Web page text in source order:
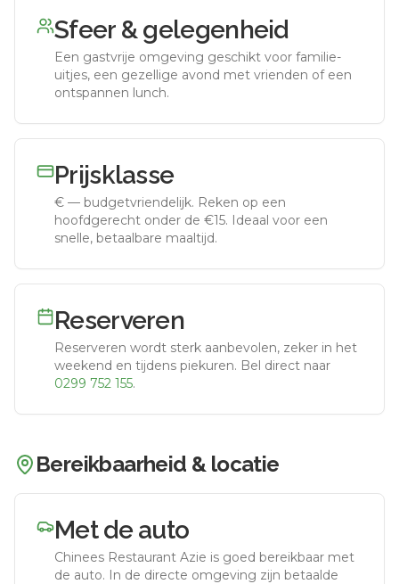
Sfeer & gelegenheid
Een gastvrije omgeving geschikt voor familie-
uitjes, een gezellige avond met vrienden of een
ontspannen lunch.
Prijsklasse
€ — budgetvriendelijk. Reken op een
hoofdgerecht onder de €15. Ideaal voor een
snelle, betaalbare maaltijd.
Reserveren
Reserveren wordt sterk aanbevolen, zeker in het
weekend en tijdens piekuren. Bel direct naar
0299 752 155.
Bereikbaarheid & locatie
Met de auto
Chinees Restaurant Azie is goed bereikbaar met
de auto. In de directe omgeving zijn betaalde